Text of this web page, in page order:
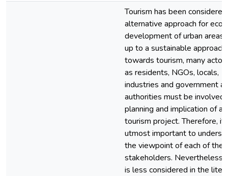
Tourism has been
alternative approach for
development of urban areas.
up to a sustainable approach
towards tourism, many
as residents, NGOs, locals,
industries and government
authorities must be involved
planning and implication of
tourism project. Therefore, it
utmost important to
the viewpoint of each of
stakeholders. Nevertheless,
is less considered in the